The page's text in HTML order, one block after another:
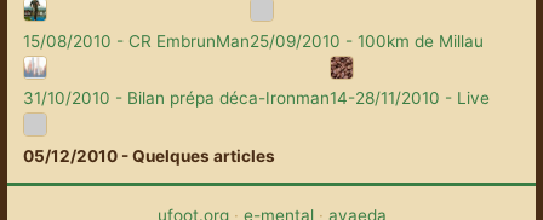
15/08/2010 - CR EmbrunMan25/09/2010 - 100km de Millau
31/10/2010 - Bilan prépa déca-Ironman14-28/11/2010 - Live
05/12/2010 - Quelques articles
ufoot.org· e-mental· avaeda